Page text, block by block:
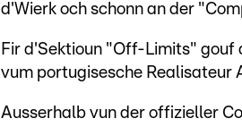
d'Wierk och schonn an der
Fir d'Sektioun "Off-Limits" gouf
vum portugisesche Realisateur
Ausserhalb vun der offizieller